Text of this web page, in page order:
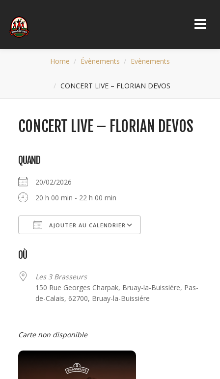
Home Évènements Evènements
CONCERT LIVE – FLORIAN DEVOS
CONCERT LIVE – FLORIAN DEVOS
QUAND
20/02/2026
20 h 00 min - 22 h 00 min
AJOUTER AU CALENDRIER
OÙ
Les 3 Brasseurs
150 Rue Georges Charpak, Bruay-la-Buissiére, Pas-
de-Calais, 62700, Bruay-la-Buissiére
Carte non disponible